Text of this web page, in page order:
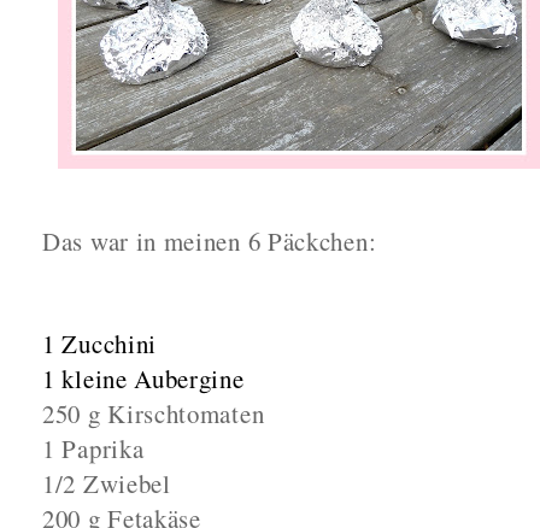
Das war in meinen 6 Päckchen:
1 Zucchini
1 kleine Aubergine
250 g Kirschtomaten
1 Paprika
1/2 Zwiebel
200 g Fetakäse